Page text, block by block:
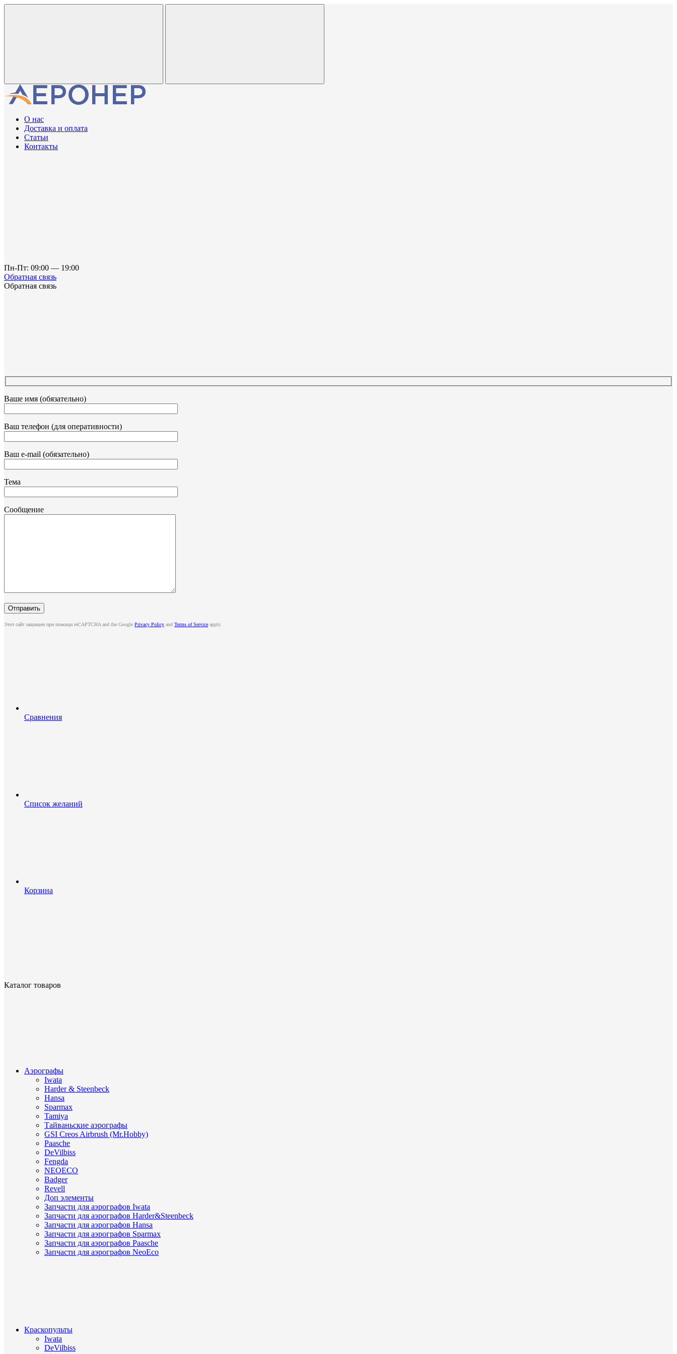
О нас
Доставка и оплата
Статьи
Контакты
Пн-Пт: 09:00 — 19:00
Обратная связь
Обратная связь
Ваше имя (обязательно)
Ваш телефон (для оперативности)
Ваш e-mail (обязательно)
Тема
Сообщение
Этот сайт защищен при помощи reCAPTCHA and the Google Privacy Policy and Terms of Service apply.
Сравнения
Список желаний
Корзина
Каталог товаров
Аэрографы
Iwata
Harder & Steenbeck
Hansa
Sparmax
Tamiya
Тайваньские аэрографы
GSI Creos Airbrush (Mr.Hobby)
Paasche
DeVilbiss
Fengda
NEOECO
Badger
Revell
Доп элементы
Запчасти для аэрографов Iwata
Запчасти для аэрографов Harder&Steenbeck
Запчасти для аэрографов Hansa
Запчасти для аэрографов Sparmax
Запчасти для аэрографов Paasche
Запчасти для аэрографов NeoEco
Краскопульты
Iwata
DeVilbiss